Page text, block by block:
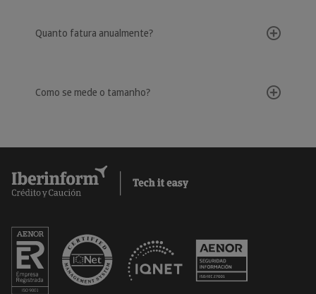
Quanto fatura anualmente?
Como se mede o tamanho?